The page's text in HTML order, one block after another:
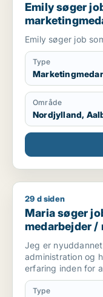
Emily søger
Emily søger job
Type
Område
Nordjylland,
Maria søger job
29 d siden
Maria søger
medarbejder
Jeg er
administration og
erfaring inden for
arbejdet med
vareoprettelse,
Type